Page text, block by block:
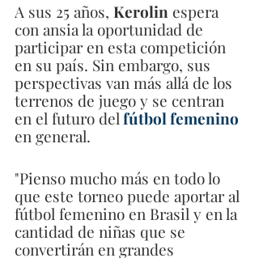
A sus 25 años, Kerolin espera
con ansia la oportunidad de
participar en esta competición
en su país. Sin embargo, sus
perspectivas van más allá de los
terrenos de juego y se centran
en el futuro del fútbol femenino
en general.
"Pienso mucho más en todo lo
que este torneo puede aportar al
fútbol femenino en Brasil y en la
cantidad de niñas que se
convertirán en grandes